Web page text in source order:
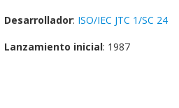
Desarrollador: ISO/IEC JTC 1/SC 24
Lanzamiento inicial: 1987